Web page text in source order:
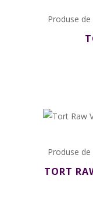
Produse
Produse
TORT